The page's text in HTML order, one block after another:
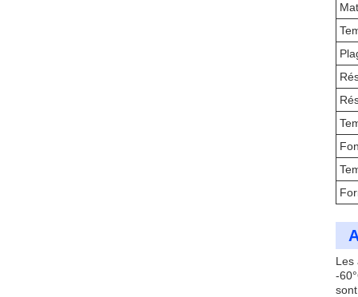
Les
-